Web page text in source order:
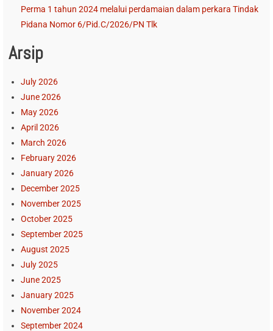
Perma 1 tahun 2024 melalui perdamaian dalam perkara Tindak
Pidana Nomor 6/Pid.C/2026/PN Tlk
Arsip
July 2026
June 2026
May 2026
April 2026
March 2026
February 2026
January 2026
December 2025
November 2025
October 2025
September 2025
August 2025
July 2025
June 2025
January 2025
November 2024
September 2024